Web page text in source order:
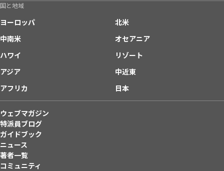
国と地域
ヨーロッパ
北米
中南米
オセアニア
ハワイ
リゾート
アジア
中近東
アフリカ
日本
ウェブマガジン
特派員ブログ
ガイドブック
ニュース
著者一覧
コミュニティ